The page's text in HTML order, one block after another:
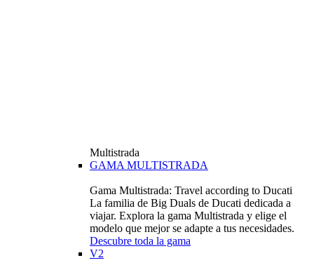
Multistrada
GAMA MULTISTRADA
Gama Multistrada: Travel according to Ducati
La familia de Big Duals de Ducati dedicada a
viajar. Explora la gama Multistrada y elige el
modelo que mejor se adapte a tus necesidades.
Descubre toda la gama
V2